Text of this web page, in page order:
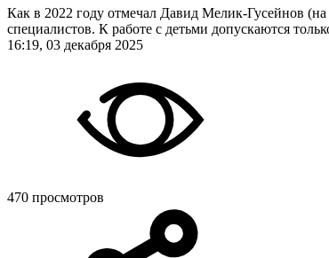
Как в 2022 году отмечал Давид Мелик-Гусейнов (на
специалистов. К работе с детьми допускаются
16:19, 03 декабря 2025
470 просмотров